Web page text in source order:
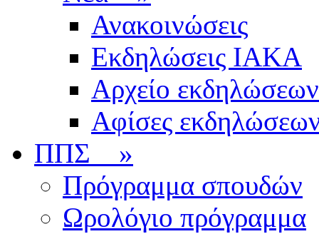
Ανακοινώσεις
Εκδηλώσεις ΙΑΚΑ
Αρχείο εκδηλώσεων
Αφίσες
ΠΠΣ »
Πρόγραμμα σπουδών
Ωρολόγιο πρόγραμμα